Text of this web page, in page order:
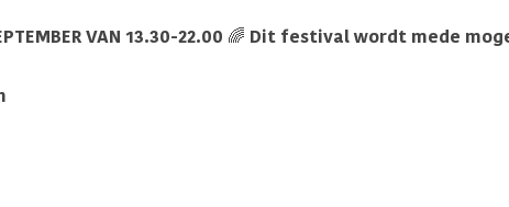
VAN 13.30-22.00 🌈 Dit festival wordt mede